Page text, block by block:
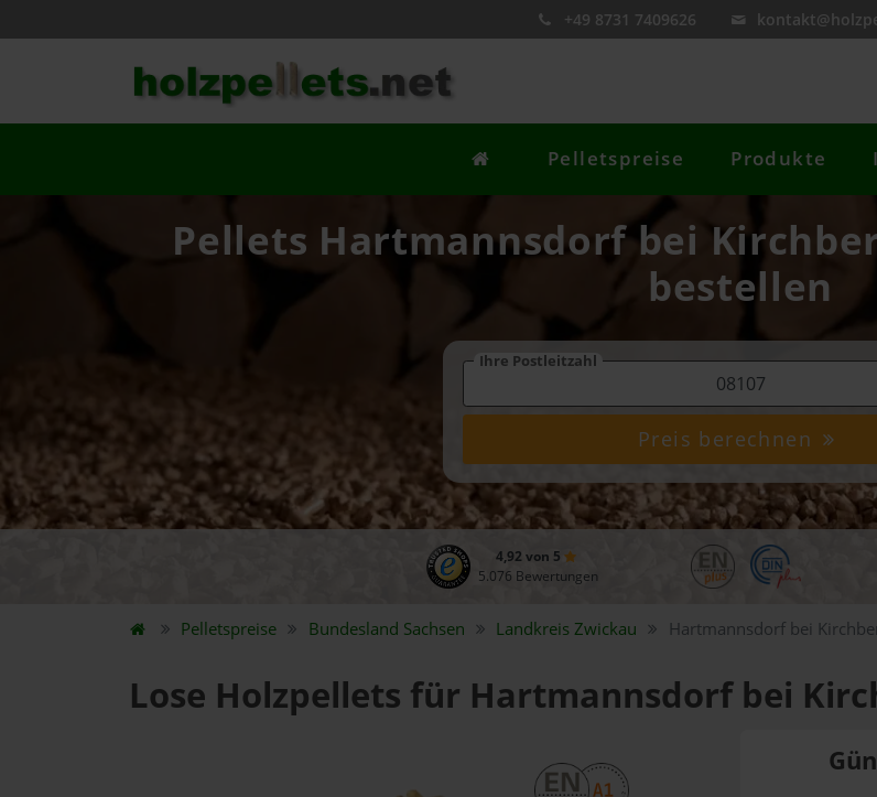
+49 8731 7409626
Pelletspreise Produkte
Pellets Hartmannsdorf bei
bestellen
Ihre Postleitzahl
Preis berechnen
4,92 von 5
5.076 Bewertungen
Pelletspreise Bundesland Sachsen LandkreisZwickau Hartmannsdorf bei
Lose Holzpellets für Hartmannsdorf bei